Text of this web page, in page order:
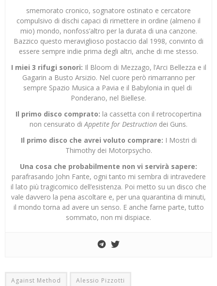
smemorato cronico, sognatore ostinato e cercatore
compulsivo di dischi capaci di rimettere in ordine (almeno il
mio) mondo, nonfoss’altro per la durata di una canzone.
Bazzico questo meraviglioso postaccio dal 1998, convinto di
essere sempre indie prima degli altri, anche di me stesso.
I miei 3 rifugi sonori: Il Bloom di Mezzago, l’Arci Bellezza e il
Gagarin a Busto Arsizio. Nel cuore però rimarranno per
sempre Spazio Musica a Pavia e il Babylonia in quel di
Ponderano, nel Biellese.
Il primo disco comprato: la cassetta con il retrocopertina
non censurato di Appetite for Destruction dei Guns.
Il primo disco che avrei voluto comprare: I Mostri di
Thimothy dei Motorpsycho.
Una cosa che probabilmente non vi servirà sapere:
parafrasando John Fante, ogni tanto mi sembra di intravedere
il lato più tragicomico dell’esistenza. Poi metto su un disco che
vale davvero la pena ascoltare e, per una quarantina di minuti,
il mondo torna ad avere un senso. E anche farne parte, tutto
sommato, non mi dispiace.
Against Method Alessio Pizzotti